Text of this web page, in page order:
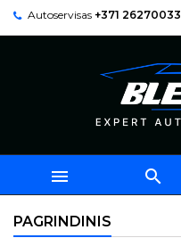
Autoservisas +371 26270033
 
PAGRINDINIS